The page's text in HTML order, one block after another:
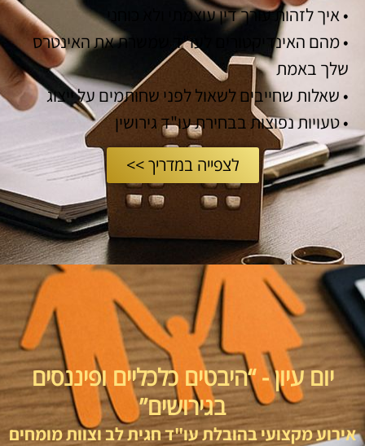
• איך לזהות עורך דין עוצמתי ולא כוחני
• מהם האינדיקטורים לעו"ד שמשרת את האינטרס
שלך באמת
• שאלות שחייבים לשאול לפני שחותמים על ייצוג
• טעויות נפוצות בבחירת עו"ד גירושין
לצפייה במדריך >>
יום עיון - “היבטים כלכליים ופיננסים
בגירושים”
אירוע מקצועי בהובלת עו"ד חגית לב וצוות מומחים